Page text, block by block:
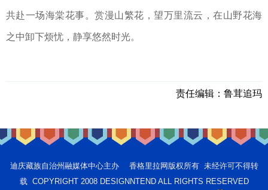
共赴一场海棠花事。赏漫山繁花，望万里流云，在山野花海
之中卸下烦忧，静享悠然时光。
责任编辑： 鲁茸追玛
迪庆藏族自治州融媒体中心主办 香格里拉网版权所有 未经许可不得转
载 COPYRIGHT 2008 DESIGNNTEND ALL RIGHTS RESERVED